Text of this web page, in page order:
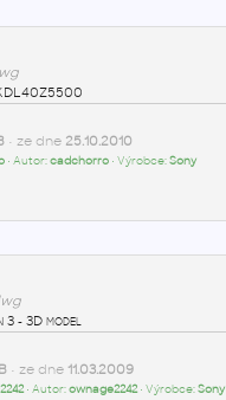
• ze dne 25.10.2010
• Autor:cadchorro• Výrobce:Sony
3 - 3D model
• ze dne 11.03.2009
• Autor:ownage2242• Výrobce:Sony